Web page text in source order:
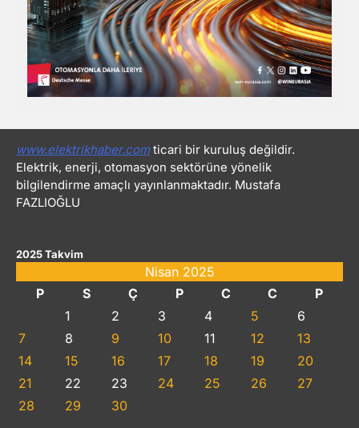
www.elektrikhaber.comticari bir kuruluş değildir.
Elektrik, enerji, otomasyon sektörüne yönelik
bilgilendirme amaçlı yayınlanmaktadır. Mustafa
FAZLIOĞLU
2025 Takvim
Nisan 2025
P
S Ç P C C
P
1
2 3 4 5
6
7
8 9 10 11 12
13
14
15 16 17 18 19
20
21
22 23 24 25 26
27
28
29 30